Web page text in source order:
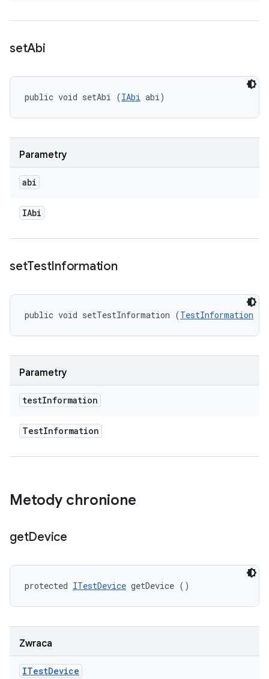
setAbi
public void setAbi (IAbi abi)
Parametry
abi
IAbi
setTestInformation
public void setTestInformation (TestInformation
Parametry
testInformation
TestInformation
Metody chronione
getDevice
protected ITestDevice getDevice ()
Zwraca
ITestDevice